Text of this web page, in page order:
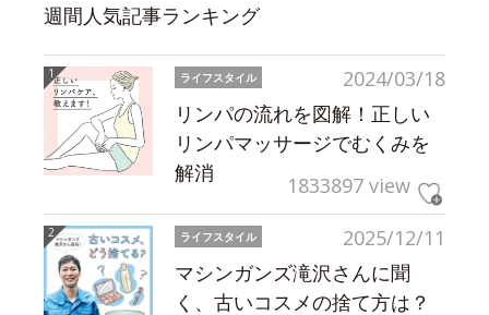
週間人気記事ランキング
2024/03/18
ライフスタイル
リンパの流れを図解！正しい
リンパマッサージでむくみを
解消
1833897 view
2025/12/11
ライフスタイル
マシンガンズ滝沢さんに聞
く、古いコスメの捨て方は？